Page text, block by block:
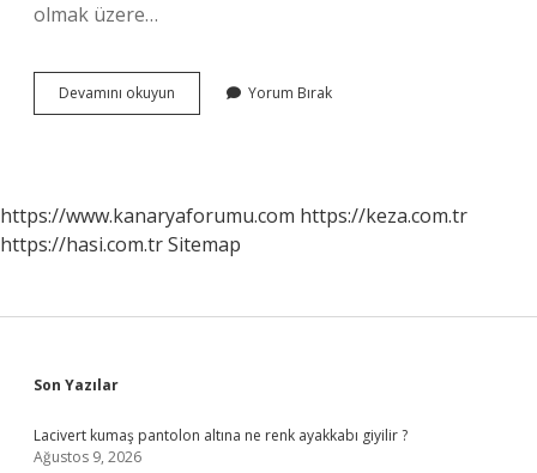
olmak üzere…
Devamını okuyun Ambalajın
Önemi
Yorum Bırak
https://www.kanaryaforumu.com https://keza.com.tr
https://hasi.com.trSitemap
Sidebar
Son Yazılar
Lacivert kumaş pantolon altına ne renk ayakkabı giyilir ?
Ağustos 9, 2026